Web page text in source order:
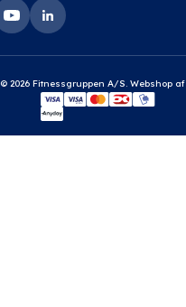
© 2026 Fitnessgruppen A/S. Webshop af